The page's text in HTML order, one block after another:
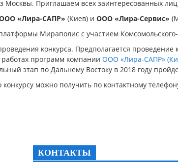
Москвы. Приглашаем всех заинтересованных
«Лира-САПР» (Киев) и ООО «Лира-Сервис»
Мираполис с участием
конкурса. Предполагается проведение
работах программ компании ООО «Лира-САПР»
этап по Дальнему Востоку в 2018 году
можно получить по контактному
КОНТАКТЫ